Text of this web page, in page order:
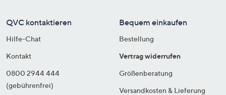
QVC kontaktieren
Hilfe-Chat
Kontakt
0800 2944 444
(gebührenfrei)
Bequem einkaufen
Bestellung
Vertrag widerrufen
Größenberatung
Versandkosten & Lieferung